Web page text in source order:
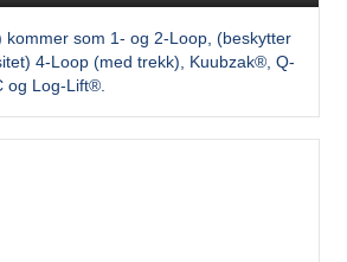
kommer som 1- og 2-Loop, (beskytter
4-Loop (med trekk), Kuubzak®, Q-
og Log-Lift®.